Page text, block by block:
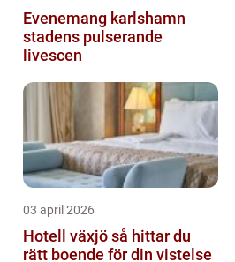
Evenemang karlshamn
stadens pulserande
livescen
03 april 2026
Hotell växjö så hittar du
rätt boende för din vistelse